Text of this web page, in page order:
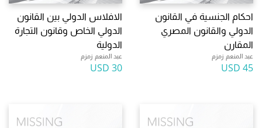
احكام الجنسية في القانون
الدولي والقانون المصري
المقارن
عبد المنعم زمزم
45 USD
الافلاس الدولي بين القانون
الدولي الخاص وقانون التجارة
الدولية
عبد المنعم زمزم
30 USD